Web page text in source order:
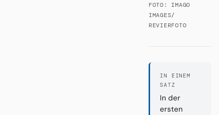
OTO: IMAGO I
MAGES/ R
EVIERFOTO
IN EINEM
SATZ
In der
ersten